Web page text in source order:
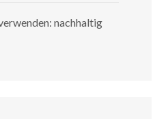
nachhaltig